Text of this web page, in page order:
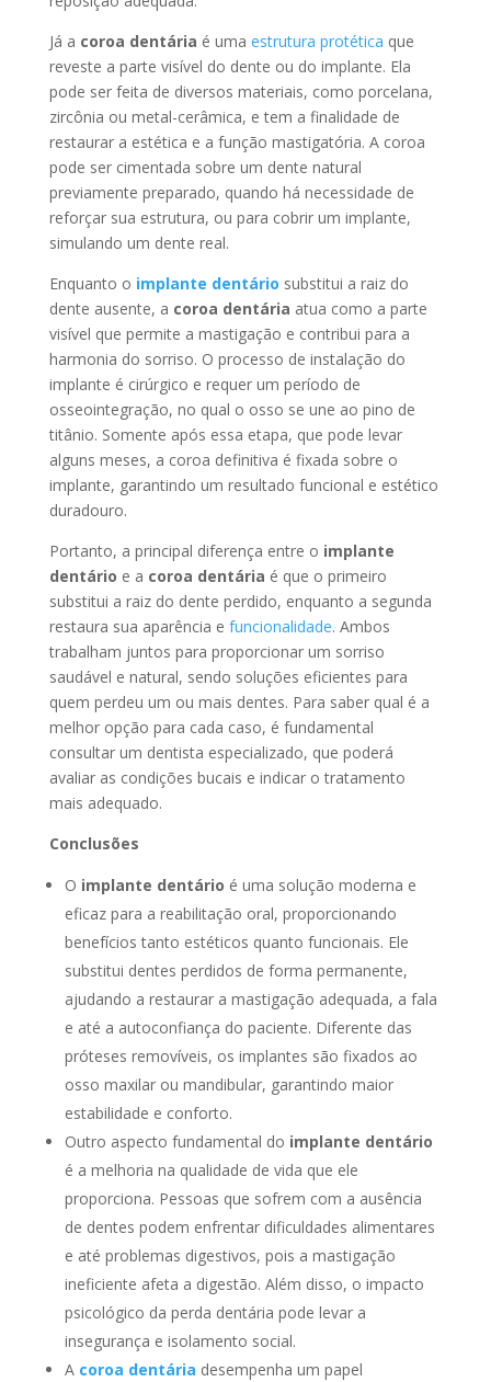
Já a coroa dentária é uma estrutura protética que
reveste a parte visível do dente ou do implante. Ela
pode ser feita de diversos materiais, como porcelana,
zircônia ou metal-cerâmica, e tem a finalidade de
restaurar a estética e a função mastigatória. A coroa
pode ser cimentada sobre um dente natural
previamente preparado, quando há necessidade de
reforçar sua estrutura, ou para cobrir um implante,
simulando um dente real.
Enquanto o implante dentário substitui a raiz do
dente ausente, a coroa dentária atua como a parte
visível que permite a mastigação e contribui para a
harmonia do sorriso. O processo de instalação do
implante é cirúrgico e requer um período de
osseointegração, no qual o osso se une ao pino de
titânio. Somente após essa etapa, que pode levar
alguns meses, a coroa definitiva é fixada sobre o
implante, garantindo um resultado funcional e estético
duradouro.
Portanto, a principal diferença entre o implante
dentário e a coroa dentária é que o primeiro
substitui a raiz do dente perdido, enquanto a segunda
restaura sua aparência e funcionalidade. Ambos
trabalham juntos para proporcionar um sorriso
saudável e natural, sendo soluções eficientes para
quem perdeu um ou mais dentes. Para saber qual é a
melhor opção para cada caso, é fundamental
consultar um dentista especializado, que poderá
avaliar as condições bucais e indicar o tratamento
mais adequado.
Conclusões
O implante dentário é uma solução moderna e
eficaz para a reabilitação oral, proporcionando
benefícios tanto estéticos quanto funcionais. Ele
substitui dentes perdidos de forma permanente,
ajudando a restaurar a mastigação adequada, a fala
e até a autoconfiança do paciente. Diferente das
próteses removíveis, os implantes são fixados ao
osso maxilar ou mandibular, garantindo maior
estabilidade e conforto.
Outro aspecto fundamental do implante dentário
é a melhoria na qualidade de vida que ele
proporciona. Pessoas que sofrem com a ausência
de dentes podem enfrentar dificuldades alimentares
e até problemas digestivos, pois a mastigação
ineficiente afeta a digestão. Além disso, o impacto
psicológico da perda dentária pode levar a
insegurança e isolamento social.
A coroa dentária desempenha um papel